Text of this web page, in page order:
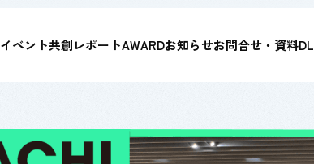
イベント共創レポートAWARDお知らせお問合せ・資料DL